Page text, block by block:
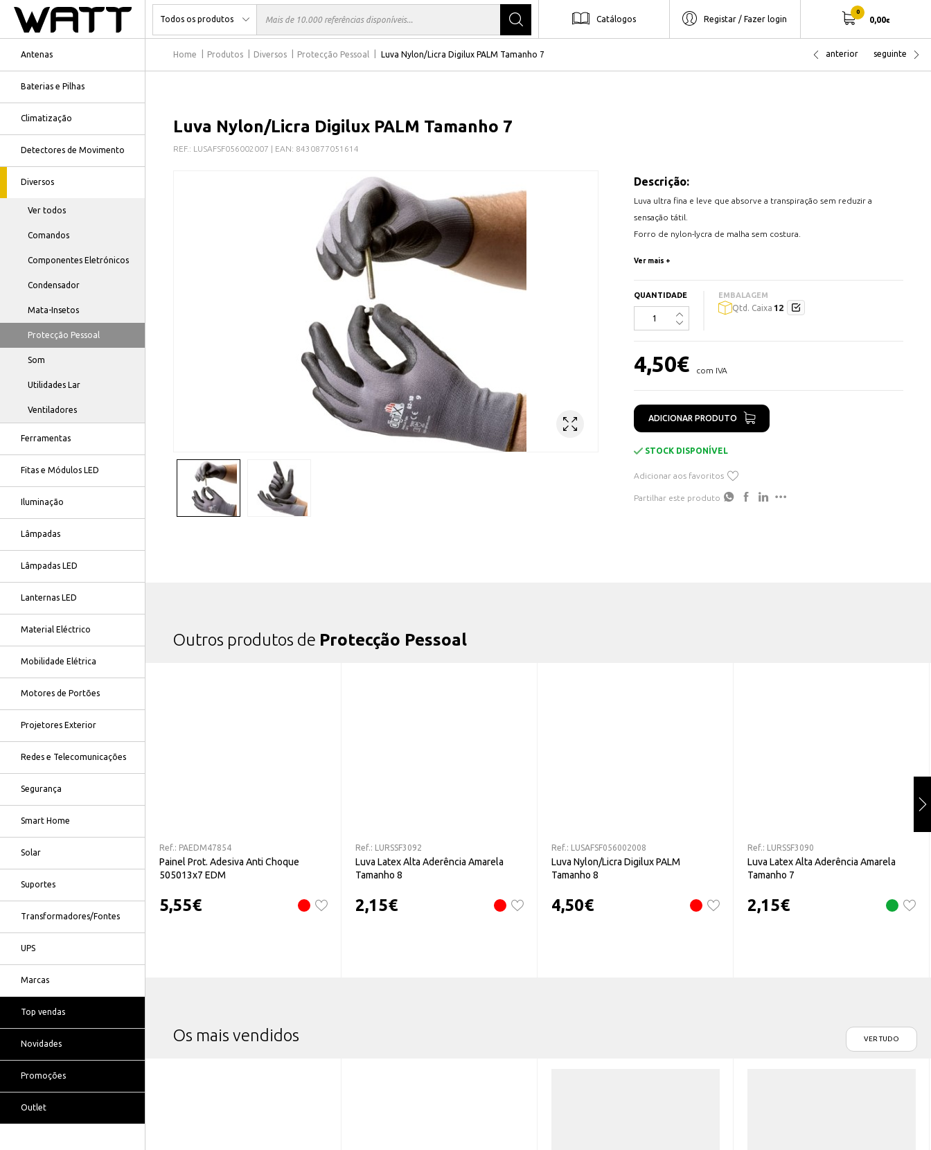
Antenas
Baterias e Pilhas
Climatização
Detectores de Movimento
Diversos
Ver todos
Comandos
Componentes Eletrónicos
Condensador
Mata-Insetos
Protecção Pessoal
Som
Utilidades Lar
Ventiladores
Ferramentas
Fitas e Módulos LED
Iluminação
Lâmpadas
Lâmpadas LED
Lanternas LED
Material Eléctrico
Mobilidade Elétrica
Motores de Portões
Projetores Exterior
Redes e Telecomunicações
Segurança
Smart Home
Solar
Suportes
Transformadores/Fontes
UPS
Marcas
Top vendas
Novidades
Promoções
Outlet
Catálogos Registar / Fazer login
0
0,00€
Home Produtos Diversos Protecção Pessoal Luva Nylon/Licra Digilux PALM Tamanho 7 anterior seguinte
Luva Nylon/Licra Digilux PALM Tamanho 7
REF.: LUSAFSF056002007 | EAN: 8430877051614
Descrição:
Luva ultra fina e leve que absorve a transpiração sem reduzir a
sensação tátil.
Forro de nylon-lycra de malha sem costura.
Ver mais +
QUANTIDADE EMBALAGEM
Qtd. Caixa 12
4,50€ com IVA
ADICIONAR PRODUTO
STOCK DISPONÍVEL
Adicionar aos favoritos
Partilhar este produto
Outros produtos de Protecção Pessoal
Ref.: PAEDM47854
Painel Prot. Adesiva Anti Choque
505013x7 EDM
5,55€
Ref.: LURSSF3092
Luva Latex Alta Aderência Amarela
Tamanho 8
2,15€
Ref.: LUSAFSF056002008
Luva Nylon/Licra Digilux PALM
Tamanho 8
4,50€
Ref.: LURSSF3090
Luva Latex Alta Aderência Amarela
Tamanho 7
2,15€
Os mais vendidos VER TUDO